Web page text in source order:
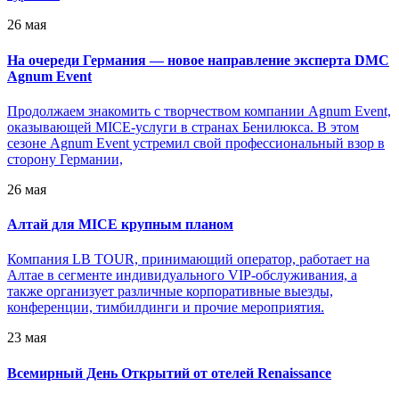
26 мая
На очереди Германия — новое направление эксперта DMC
Agnum Event
Продолжаем знакомить с творчеством компании Аgnum Event,
оказывающей MICE-услуги в странах Бенилюкса. В этом
сезоне Agnum Event устремил свой профессиональный взор в
сторону Германии,
26 мая
Алтай для MICE крупным планом
Компания LB TOUR, принимающий оператор, работает на
Алтае в сегменте индивидуального VIP-обслуживания, а
также организует различные корпоративные выезды,
конференции, тимбилдинги и прочие мероприятия.
23 мая
Всемирный День Открытий от отелей Renaissance